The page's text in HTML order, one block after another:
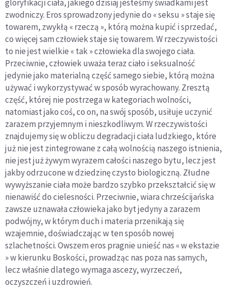
gloryfikacji ciała, jakiego dzisiaj jesteśmy świadkami jest
zwodniczy. Eros sprowadzony jedynie do « seksu » staje się
towarem, zwykłą « rzeczą », którą można kupić i sprzedać,
co więcej sam człowiek staje się towarem. W rzeczywistości
to nie jest wielkie « tak » człowieka dla swojego ciała.
Przeciwnie, człowiek uważa teraz ciało i seksualność
jedynie jako materialną część samego siebie, którą można
używać i wykorzystywać w sposób wyrachowany. Zresztą
część, której nie postrzega w kategoriach wolności,
natomiast jako coś, co on, na swój sposób, usiłuje uczynić
zarazem przyjemnym i nieszkodliwym. W rzeczywistości
znajdujemy się w obliczu degradacji ciała ludzkiego, które
już nie jest zintegrowane z całą wolnością naszego istnienia,
nie jest już żywym wyrazem całości naszego bytu, lecz jest
jakby odrzucone w dziedzinę czysto biologiczną. Złudne
wywyższanie ciała może bardzo szybko przekształcić się w
nienawiść do cielesności. Przeciwnie, wiara chrześcijańska
zawsze uznawała człowieka jako byt jedyny a zarazem
podwójny, w którym duch i materia przenikają się
wzajemnie, doświadczając w ten sposób nowej
szlachetności. Owszem eros pragnie unieść nas « w ekstazie
» w kierunku Boskości, prowadząc nas poza nas samych,
lecz właśnie dlatego wymaga ascezy, wyrzeczeń,
oczyszczeń i uzdrowień.